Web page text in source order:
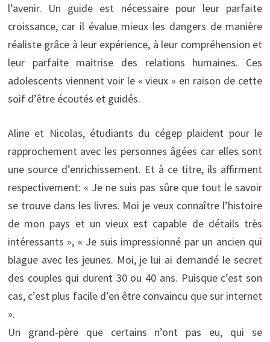
l’avenir. Un guide est nécessaire pour leur parfaite
croissance, car il évalue mieux les dangers de manière
réaliste grâce à leur expérience, à leur compréhension et
leur parfaite maitrise des relations humaines. Ces
adolescents viennent voir le « vieux » en raison de cette
soif d’être écoutés et guidés.
Aline et Nicolas, étudiants du cégep plaident pour le
rapprochement avec les personnes âgées car elles sont
une source d’enrichissement. Et à ce titre, ils affirment
respectivement: « Je ne suis pas sûre que tout le savoir
se trouve dans les livres. Moi je veux connaître l’histoire
de mon pays et un vieux est capable de détails très
intéressants », « Je suis impressionné par un ancien qui
blague avec les jeunes. Moi, je lui ai demandé le secret
des couples qui durent 30 ou 40 ans. Puisque c’est son
cas, c’est plus facile d’en être convaincu que sur internet
».
Un grand-père que certains n’ont pas eu, qui se